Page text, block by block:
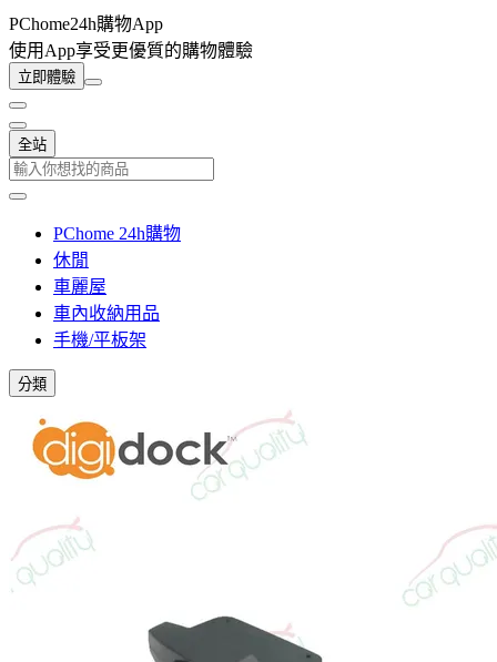
PChome24h購物App
使用App享受更優質的購物體驗
立即體驗
全站
PChome 24h購物
休閒
車麗屋
車內收納用品
手機/平板架
分類